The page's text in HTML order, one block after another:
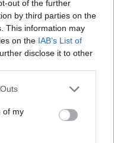
out of the further
by third parties on the
This information may
on the IAB’s List of
disclose it to other
one or more Google
You may click to
its third-party tags to
in below Google
of my